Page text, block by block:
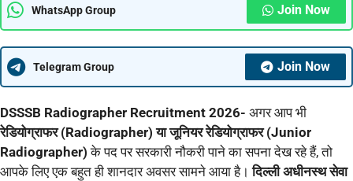
WhatsApp Group Join Now
Telegram Group Join Now
DSSSB Radiographer Recruitment 2026- अगर आप भी
रेडियोग्राफर (Radiographer) या जूनियर रेडियोग्राफर (Junior
Radiographer) के पद पर सरकारी नौकरी पाने का सपना देख रहे हैं, तो
आपके लिए एक बहुत ही शानदार अवसर सामने आया है।दिल्ली अधीनस्थ सेवा